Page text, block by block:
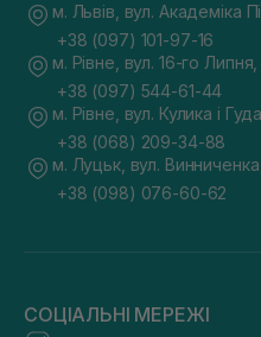
м. Львів, вул. Академіка
+38 (097) 101-97-16
м. Рівне, вул. 16-го Липня,
+38 (097) 544-61-44
м. Рівне, вул. Кулика і
+38 (068) 209-34-88
м. Луцьк, вул.
+38 (098) 076-60-62
СОЦІАЛЬНІ МЕРЕЖІ